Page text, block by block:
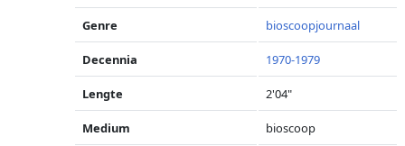
Genre bioscoopjournaal
Decennia 1970-1979
Lengte 2'04"
Medium bioscoop